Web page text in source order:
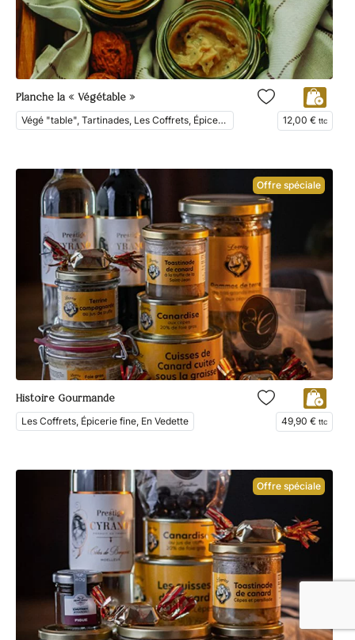
Planche la « Végétable »
Végé "table", Tartinades, Les Coffrets, Épicerie fine, En Vedette 12,00 € ttc
Offre spéciale
Histoire Gourmande
Les Coffrets, Épicerie fine, En Vedette 49,90 € ttc
Offre spéciale